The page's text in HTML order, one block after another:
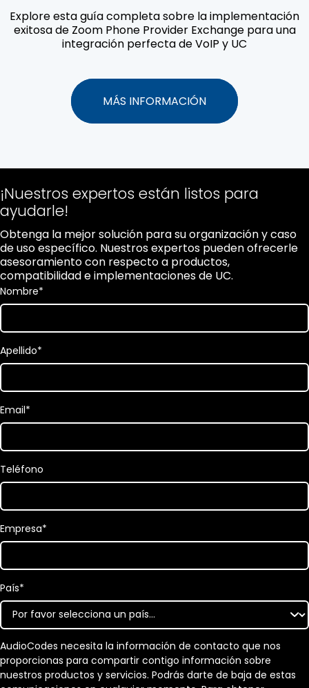
Explore esta guía completa sobre la implementación
exitosa de Zoom Phone Provider Exchange para una
integración perfecta de VoIP y UC
MÁS INFORMACIÓN
¡Nuestros expertos están listos para
ayudarle!
Obtenga la mejor solución para su organización y caso
de uso específico. Nuestros expertos pueden ofrecerle
asesoramiento con respecto a productos,
compatibilidad e implementaciones de UC.
Nombre*
Apellido*
Email*
Teléfono
Empresa*
País*
AudioCodes necesita la información de contacto que nos
proporcionas para compartir contigo información sobre
nuestros productos y servicios. Podrás darte de baja de estas